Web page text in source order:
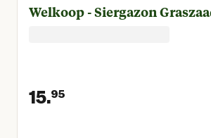
Welkoop - Siergazon
15.95